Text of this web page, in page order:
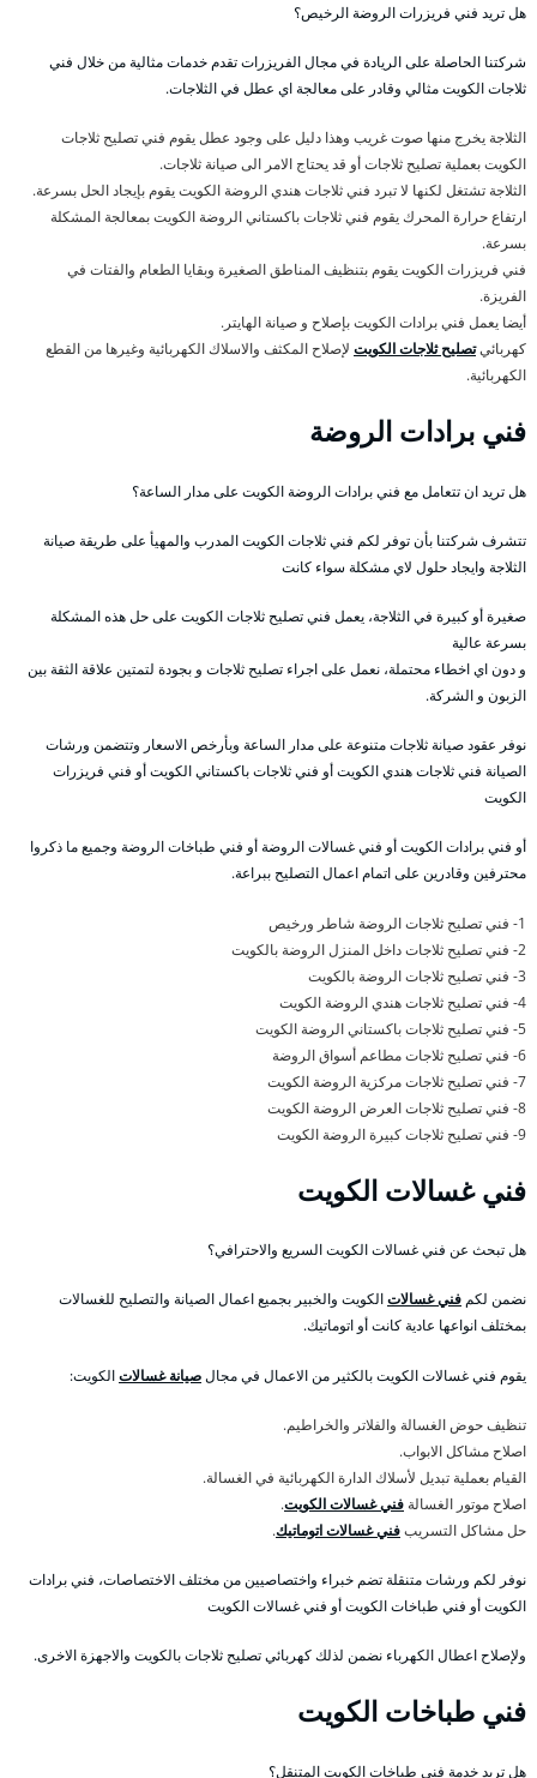
هل تريد فني فريزرات الروضة الرخيص؟
شركتنا الحاصلة على الريادة في مجال الفريزرات تقدم خدمات مثالية من خلال فني
ثلاجات الكويت مثالي وقادر على معالجة اي عطل في الثلاجات.
الثلاجة يخرج منها صوت غريب وهذا دليل على وجود عطل يقوم فني تصليح ثلاجات
الكويت بعملية تصليح ثلاجات أو قد يحتاج الامر الى صيانة ثلاجات.
الثلاجة تشتغل لكنها لا تبرد فني ثلاجات هندي الروضة الكويت يقوم بإيجاد الحل بسرعة.
ارتفاع حرارة المحرك يقوم فني ثلاجات باكستاني الروضة الكويت بمعالجة المشكلة
بسرعة.
فني فريزرات الكويت يقوم بتنظيف المناطق الصغيرة وبقايا الطعام والفتات في
الفريزة.
أيضا يعمل فني برادات الكويت بإصلاح و صيانة الهايتر.
كهربائيتصليح ثلاجات الكويت لإصلاح المكثف والاسلاك الكهربائية وغيرها من القطع
الكهربائية.
فني برادات الروضة
هل تريد ان تتعامل مع فني برادات الروضة الكويت على مدار الساعة؟
تتشرف شركتنا بأن توفر لكم فني ثلاجات الكويت المدرب والمهيأ على طريقة صيانة
الثلاجة وايجاد حلول لاي مشكلة سواء كانت
صغيرة أو كبيرة في الثلاجة، يعمل فني تصليح ثلاجات الكويت على حل هذه المشكلة
بسرعة عالية
و دون اي اخطاء محتملة، نعمل على اجراء تصليح ثلاجات و بجودة لتمتين علاقة الثقة بين
الزبون و الشركة.
نوفر عقود صيانة ثلاجات متنوعة على مدار الساعة وبأرخص الاسعار وتتضمن ورشات
الصيانة فني ثلاجات هندي الكويت أو فني ثلاجات باكستاني الكويت أو فني فريزرات
الكويت
أو فني برادات الكويت أو فني غسالات الروضة أو فني طباخات الروضة وجميع ما ذكروا
محترفين وقادرين على اتمام اعمال التصليح ببراعة.
1- فني تصليح ثلاجات الروضة شاطر ورخيص
2- فني تصليح ثلاجات داخل المنزل الروضة بالكويت
3- فني تصليح ثلاجات الروضة بالكويت
4- فني تصليح ثلاجات هندي الروضة الكويت
5- فني تصليح ثلاجات باكستاني الروضة الكويت
6- فني تصليح ثلاجات مطاعم أسواق الروضة
7- فني تصليح ثلاجات مركزية الروضة الكويت
8- فني تصليح ثلاجات العرض الروضة الكويت
9- فني تصليح ثلاجات كبيرة الروضة الكويت
فني غسالات الكويت
هل تبحث عن فني غسالات الكويت السريع والاحترافي؟
نضمن لكمفني غسالاتالكويت والخبير بجميع اعمال الصيانة والتصليح للغسالات
بمختلف انواعها عادية كانت أو اتوماتيك.
يقوم فني غسالات الكويت بالكثير من الاعمال في مجالصيانة غسالاتالكويت:
تنظيف حوض الغسالة والفلاتر والخراطيم.
اصلاح مشاكل الابواب.
القيام بعملية تبديل لأسلاك الدارة الكهربائية في الغسالة.
اصلاح موتور الغسالة فني غسالات الكويت.
حل مشاكل التسريبفني غسالات اتوماتيك.
نوفر لكم ورشات متنقلة تضم خبراء واختصاصيين من مختلف الاختصاصات، فني برادات
الكويت أو فني طباخات الكويت أو فني غسالات الكويت
ولإصلاح اعطال الكهرباء نضمن لذلك كهربائي تصليح ثلاجات بالكويت والاجهزة الاخرى.
فني طباخات الكويت
هل تريد خدمة فني طباخات الكويت المتنقل؟